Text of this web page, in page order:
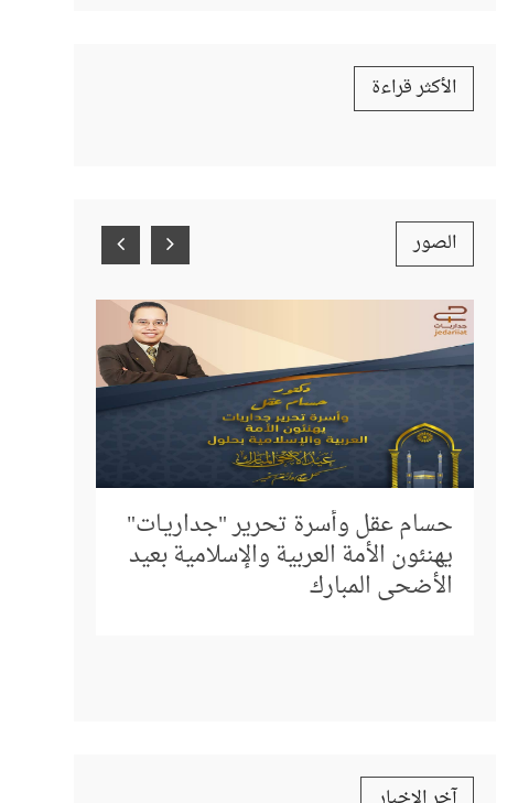
الأكثر قراءة
الصور
حسام عقل وأسرة تحرير "جداريـات"
يهنئون الأمة العربية والإسلامية بعيد
الأضحى المبارك